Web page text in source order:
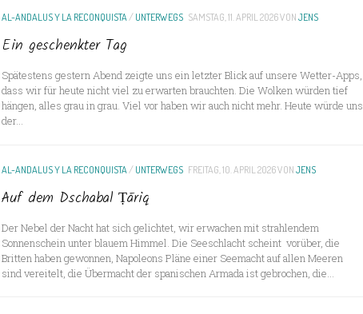
AL-ANDALUS Y LA RECONQUISTA /UNTERWEGS SAMSTAG, 11. APRIL 2026VONJENS
Ein geschenkter Tag
Spätestens gestern Abend zeigte uns ein letzter Blick auf unsere Wetter-Apps,
dass wir für heute nicht viel zu erwarten brauchten. Die Wolken würden tief
hängen, alles grau in grau. Viel vor haben wir auch nicht mehr. Heute würde uns
der...
AL-ANDALUS Y LA RECONQUISTA /UNTERWEGS FREITAG, 10. APRIL 2026VONJENS
Auf dem Dschabal Ṭāriq
Der Nebel der Nacht hat sich gelichtet, wir erwachen mit strahlendem
Sonnenschein unter blauem Himmel. Die Seeschlacht scheint vorüber, die
Britten haben gewonnen, Napoleons Pläne einer Seemacht auf allen Meeren
sind vereitelt, die Übermacht der spanischen Armada ist gebrochen, die...